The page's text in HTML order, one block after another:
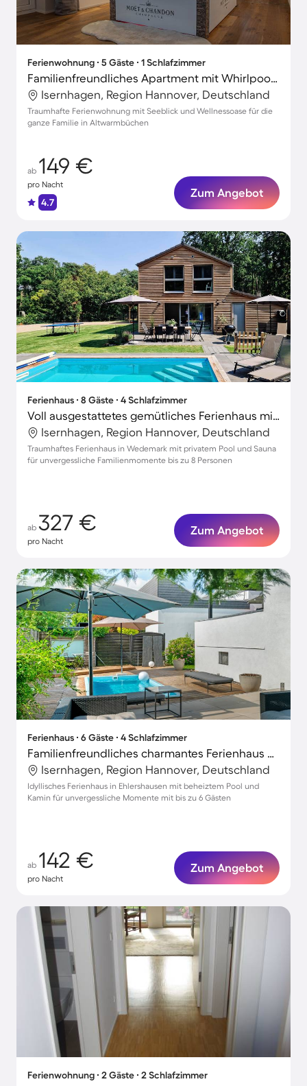
Ferienwohnung ∙ 5 Gäste ∙ 1 Schlafzimmer
Familienfreundliches Apartment mit Whirlpool, Pool und Garten | Seeblick
Isernhagen, Region Hannover, Deutschland
Traumhafte Ferienwohnung mit Seeblick und Wellnessoase für die
ganze Familie in Altwarmbüchen
ab 149 €
pro Nacht
4.7
Zum Angebot
Ferienhaus ∙ 8 Gäste ∙ 4 Schlafzimmer
Voll ausgestattetes gemütliches Ferienhaus mit Grill, privatem Pool und Garten
Isernhagen, Region Hannover, Deutschland
Traumhaftes Ferienhaus in Wedemark mit privatem Pool und Sauna
für unvergessliche Familienmomente bis zu 8 Personen
ab 327 €
pro Nacht
Zum Angebot
Ferienhaus ∙ 6 Gäste ∙ 4 Schlafzimmer
Familienfreundliches charmantes Ferienhaus mit Garten, Terrasse und schnellem Internet | Gartenblick | Perfekt für die Arbeit von Zuhause
Isernhagen, Region Hannover, Deutschland
Idyllisches Ferienhaus in Ehlershausen mit beheiztem Pool und
Kamin für unvergessliche Momente mit bis zu 6 Gästen
ab 142 €
pro Nacht
Zum Angebot
Ferienwohnung ∙ 2 Gäste ∙ 2 Schlafzimmer